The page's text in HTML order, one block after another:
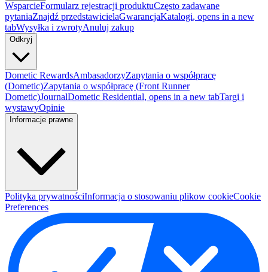
WsparcieFormularz rejestracji produktuCzęsto zadawane
pytaniaZnajdź przedstawicielaGwarancjaKatalogi, opens in a new
tabWysyłka i zwrotyAnuluj zakup
Odkryj
Dometic RewardsAmbasadorzyZapytania o współpracę
(Dometic)Zapytania o współpracę (Front Runner
Dometic)JournalDometic Residential, opens in a new tabTargi i
wystawyOpinie
Informacje prawne
Polityka prywatnościInformacja o stosowaniu plikow cookieCookie
Preferences